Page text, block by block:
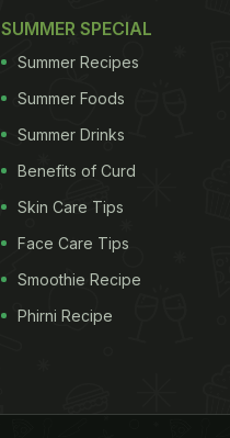
SUMMER SPECIAL
Summer Recipes
Summer Foods
Summer Drinks
Benefits of Curd
Skin Care Tips
Face Care Tips
Smoothie Recipe
Phirni Recipe